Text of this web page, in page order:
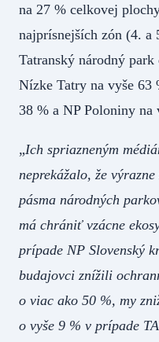
na 27 % celkovej
najprísnejších zón (4. a
Tatranský národný
Nízke Tatry na vyše 63
38 % a NP Poloniny na
„Ich spriazneným
neprekážalo, že
pásma národných
má chrániť vzácne
prípade NP Slovenský
budajovci znížili
o viac ako 50 %, my
o vyše 9 % v prípade